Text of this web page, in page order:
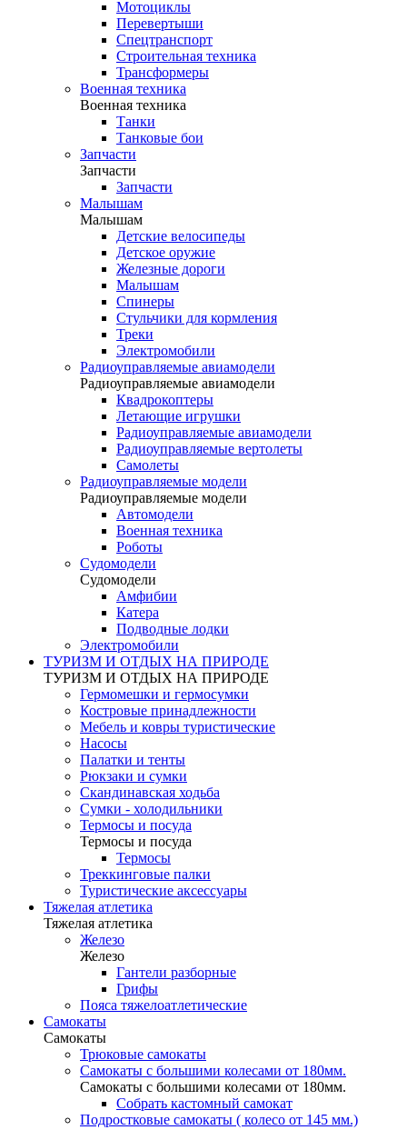
Мотоциклы
Перевертыши
Спецтранспорт
Строительная техника
Трансформеры
Военная техника
Военная техника
Танки
Танковые бои
Запчасти
Запчасти
Запчасти
Малышам
Малышам
Детские велосипеды
Детское оружие
Железные дороги
Малышам
Спинеры
Стульчики для кормления
Треки
Электромобили
Радиоуправляемые авиамодели
Радиоуправляемые авиамодели
Квадрокоптеры
Летающие игрушки
Радиоуправляемые авиамодели
Радиоуправляемые вертолеты
Самолеты
Радиоуправляемые модели
Радиоуправляемые модели
Автомодели
Военная техника
Роботы
Судомодели
Судомодели
Амфибии
Катера
Подводные лодки
Электромобили
ТУРИЗМ И ОТДЫХ НА ПРИРОДЕ
ТУРИЗМ И ОТДЫХ НА ПРИРОДЕ
Гермомешки и гермосумки
Костровые принадлежности
Мебель и ковры туристические
Насосы
Палатки и тенты
Рюкзаки и сумки
Скандинавская ходьба
Сумки - холодильники
Термосы и посуда
Термосы и посуда
Термосы
Треккинговые палки
Туристические аксессуары
Тяжелая атлетика
Тяжелая атлетика
Железо
Железо
Гантели разборные
Грифы
Пояса тяжелоатлетические
Самокаты
Самокаты
Трюковые самокаты
Самокаты с большими колесами от 180мм.
Самокаты с большими колесами от 180мм.
Собрать кастомный самокат
Подростковые самокаты ( колесо от 145 мм.)